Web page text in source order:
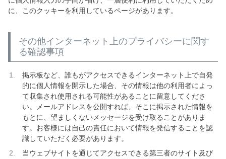
に、このクッキーを利用しているページがあります。
その他インターネット上のプライバシーに関す
る確認事項
掲示板など、誰もがアクセスできるインターネット上で自発
的に個人情報を開示した場合、その情報は他の利用者によっ
て収集され使用される可能性があることに留意してくださ
い。メールアドレスを公開すれば、そこに掲示された情報を
もとに、望ましくないメッセージを受け取ることがありま
す。お客様には自己の責任において情報を発信することを認
識していただく必要があります。
当ウェブサイトを通じてアクセスできる第三者のサイト及び